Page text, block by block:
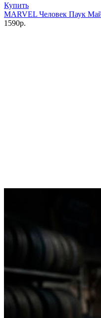
Купить
MARVEL Человек Паук
1590р.